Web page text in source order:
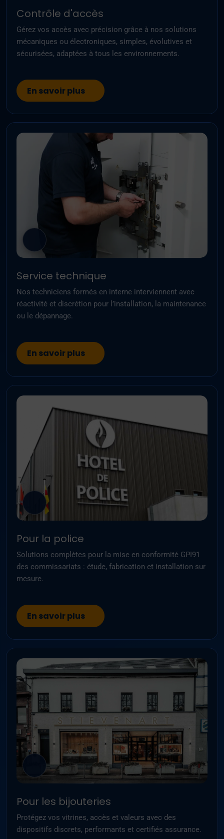
Contrôle d'accès
Gérez vos accès avec précision grâce à nos solutions
mécaniques ou électroniques, simples, évolutives et
sécurisées, adaptées à tous les environnements.
En savoir plus
Service technique
Nos techniciens formés en interne interviennent avec
réactivité et discrétion pour l’installation, la maintenance
ou le dépannage.
En savoir plus
Pour la police
Solutions complètes pour la mise en conformité GPI91
des commissariats : étude, fabrication et installation sur
mesure.
En savoir plus
Pour les bijouteries
Protégez vos vitrines, accès et valeurs avec des
dispositifs discrets, performants et certifiés assurance.